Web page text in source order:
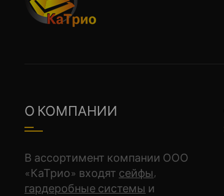
О КОМПАНИИ
В ассортимент компании ООО
«КаТрио» входят сейфы,
гардеробные системы и